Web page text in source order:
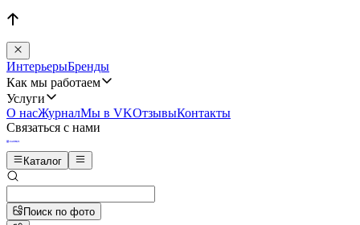
ИнтерьерыБренды
Как мы работаем
Услуги
О насЖурналМы в VKОтзывыКонтакты
Связаться с нами
Каталог
Поиск по фото